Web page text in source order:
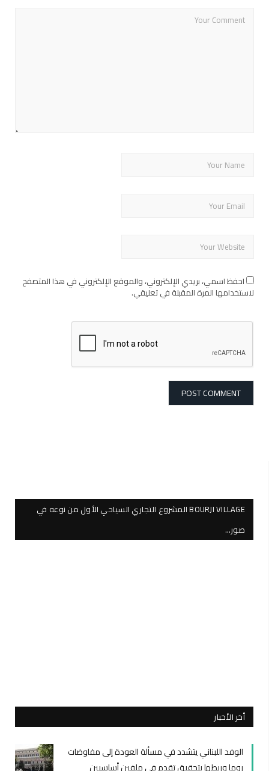
احفظ اسمي، بريدي الإلكتروني، والموقع الإلكتروني في هذا المتصفح
لاستخدامها المرة المقبلة في تعليقي.
BOURJI VILLAGE المشروع التجاري السياحي الأول من نوعه في
صور…
أخر الأخبار
الوفد اللبناني يتشدد في مسألة العودة إلى مفاوضات
روما وربطها بتحقيق تقدم في ملفين أساسيين